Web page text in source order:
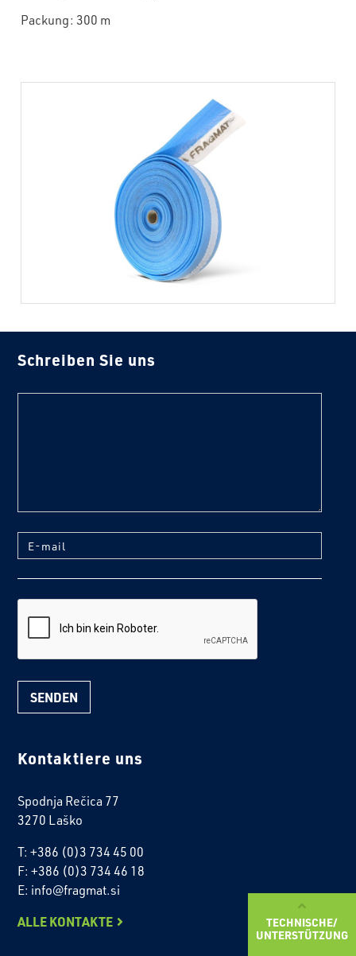
TECHNISCHE/
UNTERSTÜTZUNG
Packung: 300 m
Schreiben Sie uns
E-mail
Kontaktiere uns
Spodnja Rečica 77
3270 Laško
T: +386 (0)3 734 45 00
F: +386 (0)3 734 46 18
E: info@fragmat.si
ALLE KONTAKTE